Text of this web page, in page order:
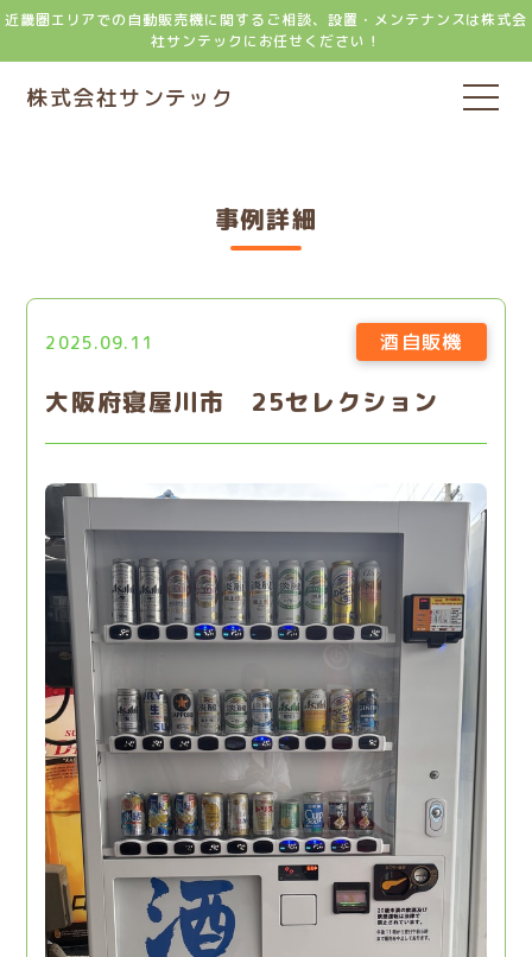
近畿圏エリアでの自動販売機に関するご相談、設置・メンテナンスは株式会
社サンテックにお任せください！
株式会社サンテック
事例詳細
2025.09.11 酒自販機
大阪府寝屋川市 25セレクション